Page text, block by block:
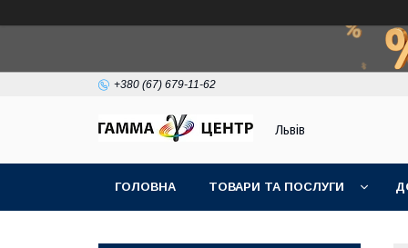
+380 (67) 679-11-62
Львів
ГОЛОВНА ТОВАРИ ТА ПОСЛУГИ